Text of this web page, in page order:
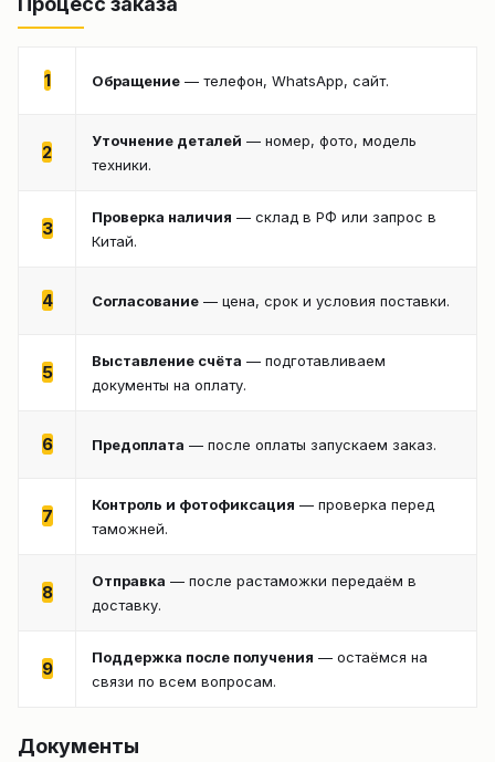
1 Обращение — телефон, WhatsApp, сайт.
2
Уточнение деталей — номер, фото, модель
техники.
3
Проверка наличия — склад в РФ или запрос в
Китай.
4 Согласование — цена, срок и условия поставки.
5
Выставление счёта — подготавливаем
документы на оплату.
6 Предоплата — после оплаты запускаем заказ.
7
Контроль и фотофиксация — проверка перед
таможней.
8
Отправка — после растаможки передаём в
доставку.
9
Поддержка после получения — остаёмся на
связи по всем вопросам.
Документы